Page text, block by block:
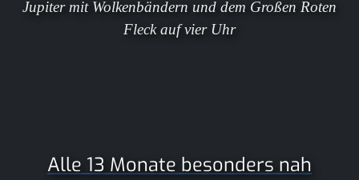
Jupiter mit Wolkenbändern und dem Großen Roten
Fleckauf vier Uhr
Alle 13 Monate besonders nah